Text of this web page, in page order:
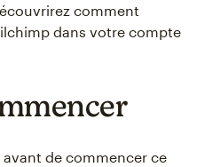
comment
dans votre compte
de commencer ce